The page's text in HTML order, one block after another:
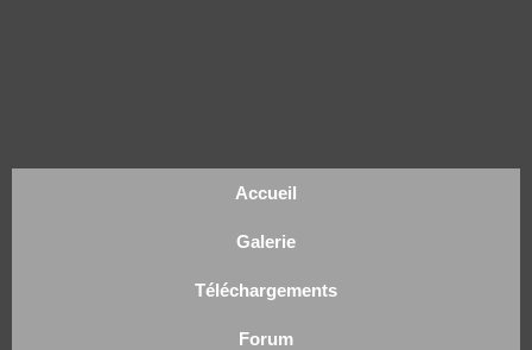
Accueil
Galerie
Téléchargements
Forum